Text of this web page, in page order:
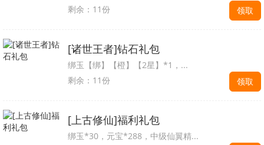
剩余：11份
领取
[诸世王者]钻石礼包
绑玉【绑】【橙】【2星】*1，...
剩余：11份
领取
[上古修仙]福利礼包
绑玉*30，元宝*288，中级仙翼精...